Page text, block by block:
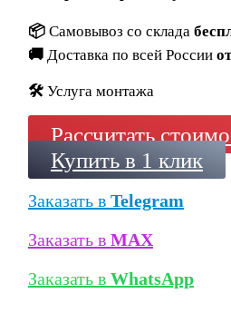
📦 Самовывоз со склада
🚚 Доставка по всей России
🛠️ Услуга монтажа
Рассчитать
Купить в 1 клик
Заказать в Telegram
Заказать в MAX
Заказать в WhatsApp